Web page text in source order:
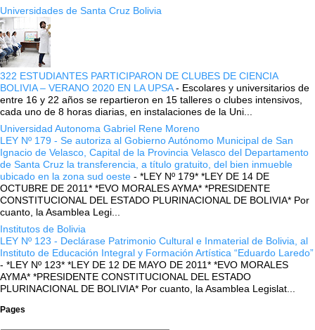
Universidades de Santa Cruz Bolivia
322 ESTUDIANTES PARTICIPARON DE CLUBES DE CIENCIA
BOLIVIA – VERANO 2020 EN LA UPSA- Escolares y universitarios de
entre 16 y 22 años se repartieron en 15 talleres o clubes intensivos,
cada uno de 8 horas diarias, en instalaciones de la Uni...
Universidad Autonoma Gabriel Rene Moreno
LEY Nº 179 - Se autoriza al Gobierno Autónomo Municipal de San
Ignacio de Velasco, Capital de la Provincia Velasco del Departamento
de Santa Cruz la transferencia, a título gratuito, del bien inmueble
ubicado en la zona sud oeste - *LEY Nº 179* *LEY DE 14 DE
OCTUBRE DE 2011* *EVO MORALES AYMA* *PRESIDENTE
CONSTITUCIONAL DEL ESTADO PLURINACIONAL DE BOLIVIA* Por
cuanto, la Asamblea Legi...
Institutos de Bolivia
LEY Nº 123 - Declárase Patrimonio Cultural e Inmaterial de Bolivia, al
Instituto de Educación Integral y Formación Artística “Eduardo Laredo”
- *LEY Nº 123* *LEY DE 12 DE MAYO DE 2011* *EVO MORALES
AYMA* *PRESIDENTE CONSTITUCIONAL DEL ESTADO
PLURINACIONAL DE BOLIVIA* Por cuanto, la Asamblea Legislat...
Pages